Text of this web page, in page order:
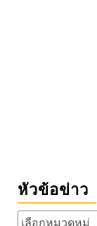
หัวข้อข่าว
หัวข้อ